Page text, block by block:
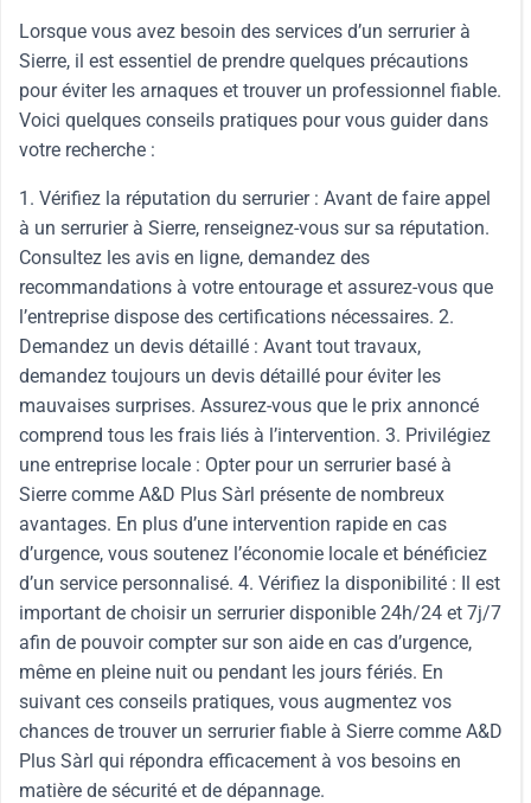
Lorsque vous avez besoin des services d’un serrurier à
Sierre, il est essentiel de prendre quelques précautions
pour éviter les arnaques et trouver un professionnel fiable.
Voici quelques conseils pratiques pour vous guider dans
votre recherche :
1. Vérifiez la réputation du serrurier : Avant de faire appel
à un serrurier à Sierre, renseignez-vous sur sa réputation.
Consultez les avis en ligne, demandez des
recommandations à votre entourage et assurez-vous que
l’entreprise dispose des certifications nécessaires. 2.
Demandez un devis détaillé : Avant tout travaux,
demandez toujours un devis détaillé pour éviter les
mauvaises surprises. Assurez-vous que le prix annoncé
comprend tous les frais liés à l’intervention. 3. Privilégiez
une entreprise locale : Opter pour un serrurier basé à
Sierre comme A&D Plus Sàrl présente de nombreux
avantages. En plus d’une intervention rapide en cas
d’urgence, vous soutenez l’économie locale et bénéficiez
d’un service personnalisé. 4. Vérifiez la disponibilité : Il est
important de choisir un serrurier disponible 24h/24 et 7j/7
afin de pouvoir compter sur son aide en cas d’urgence,
même en pleine nuit ou pendant les jours fériés. En
suivant ces conseils pratiques, vous augmentez vos
chances de trouver un serrurier fiable à Sierre comme A&D
Plus Sàrl qui répondra efficacement à vos besoins en
matière de sécurité et de dépannage.